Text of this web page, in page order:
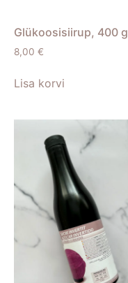
Glükoosisiirup, 400 g
8,00 €
Lisa korvi